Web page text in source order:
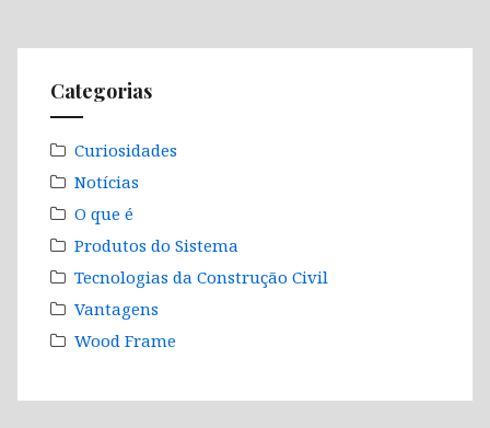
Categorias
Curiosidades
Notícias
O que é
Produtos do Sistema
Tecnologias da Construção Civil
Vantagens
Wood Frame